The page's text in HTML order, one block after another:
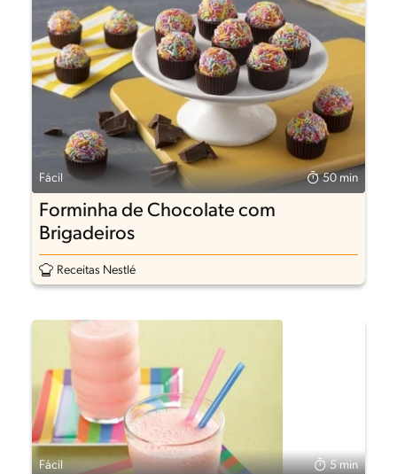
Fácil 50 min
Forminha de Chocolate com
Brigadeiros
Receitas Nestlé
Fácil 5 min